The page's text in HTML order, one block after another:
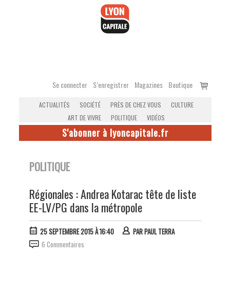
Se connecter S’enregistrer Magazines Boutique
Voir
ACTUALITÉS SOCIÉTÉ PRÈS DE CHEZ VOUS
CULTURE
ART DE VIVRE
POLITIQUE VIDÉOS
S'abonner à lyoncapitale.fr
POLITIQUE
Régionales : Andrea Kotarac tête de liste
EE-LV/PG dans la métropole
25 SEPTEMBRE 2015 À 16:40 PARPAUL TERRA
6 Commentaires